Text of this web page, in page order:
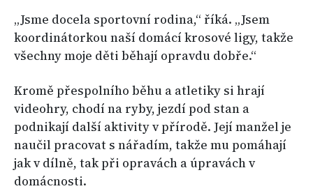
„Jsme docela sportovní rodina,“ říká. „Jsem
koordinátorkou naší domácí krosové ligy, takže
všechny moje děti běhají opravdu dobře.“
Kromě přespolního běhu a atletiky si hrají
videohry, chodí na ryby, jezdí pod stan a
podnikají další aktivity v přírodě. Její manžel je
naučil pracovat s nářadím, takže mu pomáhají
jak v dílně, tak při opravách a úpravách v
domácnosti.